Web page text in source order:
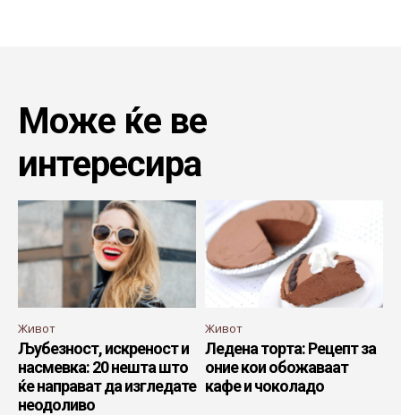
Може ќе ве
интересира
Живот
Љубезност, искреност и
насмевка: 20 нешта што
ќе направат да изгледате
неодоливо
Живот
Ледена торта: Рецепт за
оние кои обожаваат
кафе и чоколадо